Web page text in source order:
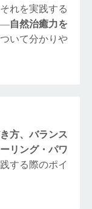
れを実践する
― 自然治癒力を
いて分かりや
方、バランス
リング・パワ
する際のポイ